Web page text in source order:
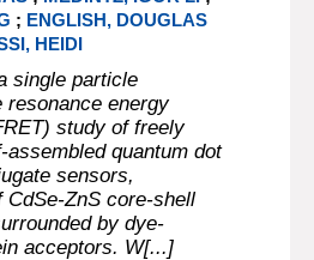
; ENGLISH, DOUGLAS
HEIDI
single particle
resonance energy
study of freely
assembled quantum dot
sensors,
CdSe-ZnS core-shell
by dye-
acceptors. W[...]